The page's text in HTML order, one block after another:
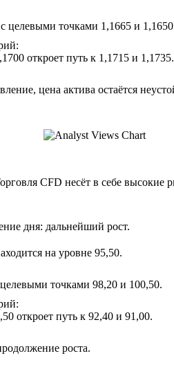
целевыми точками 1,1665 и
откроет путь к 1,1715 и 1,1735.
цена актива остаётся
CFD несёт в себе высокие
дня: дальнейший рост.
на уровне 95,50.
точками 98,20 и 100,50.
откроет путь к 92,40 и 91,00.
роста.